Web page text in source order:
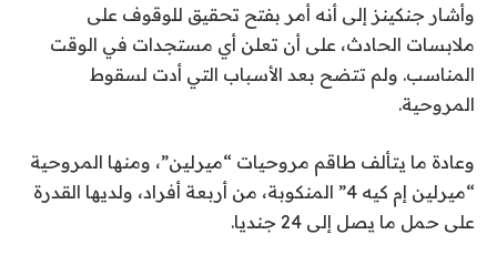
6
/
2
0
6
وأشار جنكينز إلى أنه أمر بفتح تحقيق للوقوف على
ملابسات الحادث، على أن تعلن أي مستجدات في الوقت
المناسب. ولم تتضح بعد الأسباب التي أدت لسقوط
المروحية.
وعادة ما يتألف طاقم مروحيات “ميرلين”، ومنها المروحية
“ميرلين إم كيه 4” المنكوبة، من أربعة أفراد، ولديها القدرة
على حمل ما يصل إلى 24 جنديا.